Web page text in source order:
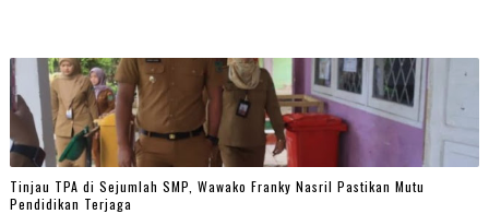
Tinjau TPA di Sejumlah SMP, Wawako Franky Nasril Pastikan Mutu
Pendidikan Terjaga